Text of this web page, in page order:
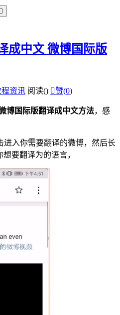

成中文 微博国际版
程资讯 阅读() 赞(0)
博国际版翻译成中文方法，感
进入你需要翻译的微博，然后长
要翻译为的语言，